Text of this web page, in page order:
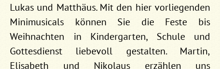
Lukas und Matthäus. Mit den hier vorliegenden
Minimusicals können Sie die Feste bis
Weihnachten in Kindergarten, Schule und
Gottesdienst liebevoll gestalten. Martin,
Elisabeth und Nikolaus erzählen uns